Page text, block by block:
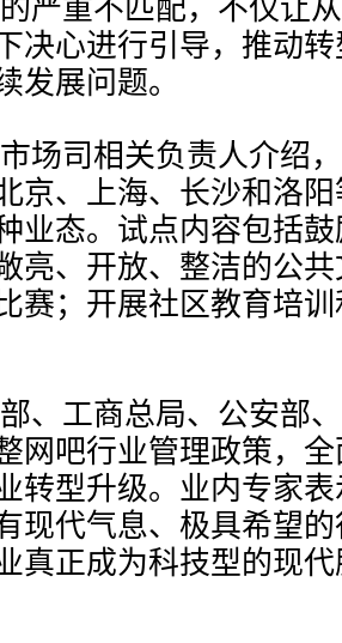
严重不匹配，不仅让
决心进行引导，推动
发展问题。
场司相关负责人介绍
京、上海、长沙和洛
业态。试点内容包括
亮、开放、整洁的公
赛；开展社区教育培
、工商总局、公安部
网吧行业管理政策，
转型升级。业内专家
现代气息、极具希望
真正成为科技型的现